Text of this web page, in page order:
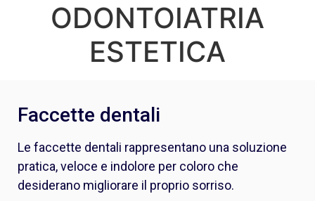
ODONTOIATRIA
ESTETICA
Faccette dentali
Le faccette dentali rappresentano una soluzione
pratica, veloce e indolore per coloro che
desiderano migliorare il proprio sorriso.